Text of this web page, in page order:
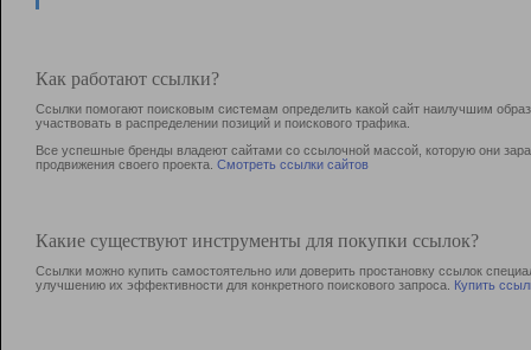
Как работают ссылки?
Ссылки помогают поисковым системам определить какой сайт наилучшим
участвовать в раcпределении позиций и поискового трафика.
Все успешные бренды владеют сайтами со ссылочной массой, которую они
продвижения своего проекта. Смотреть ссылки сайтов
Какие существуют инструменты для покупки ссылок?
Ссылки можно купить самостоятельно или доверить простановку ссылок
улучшению их эффективности для конкретного поискового запроса. Купить